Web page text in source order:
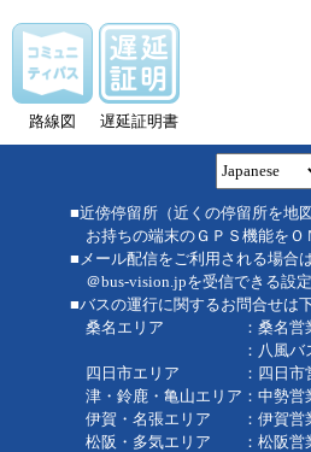
路線図 遅延証明書
■近傍停留所（近くの停留所を地
お持ちの端末のＧＰＳ機能をＯ
■メール配信をご利用される場合
＠bus-vision.jpを受信できる設定
■バスの運行に関するお問合せは
桑名エリア ：桑名営業
：八風バス
四日市エリア ：四日市営
津・鈴鹿・亀山エリア：中勢
伊賀・名張エリア ：伊賀営
松阪・多気エリア ：松阪営